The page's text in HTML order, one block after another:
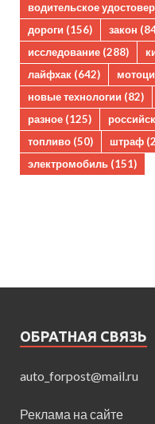
водительское
дороги (156) закон
исследование (288)
лайфхак (642)
новые технологии (82)
разное (125)
топливо (50) штраф
электромобиль (151)
ОБРАТНАЯ СВЯЗЬ
auto_forpost@mail.ru
Реклама на сайте